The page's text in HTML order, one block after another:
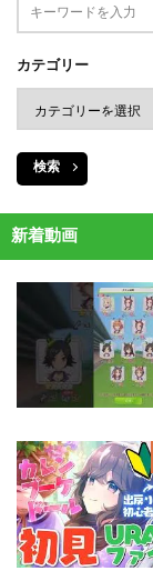
カテゴリー
検索
新着動画